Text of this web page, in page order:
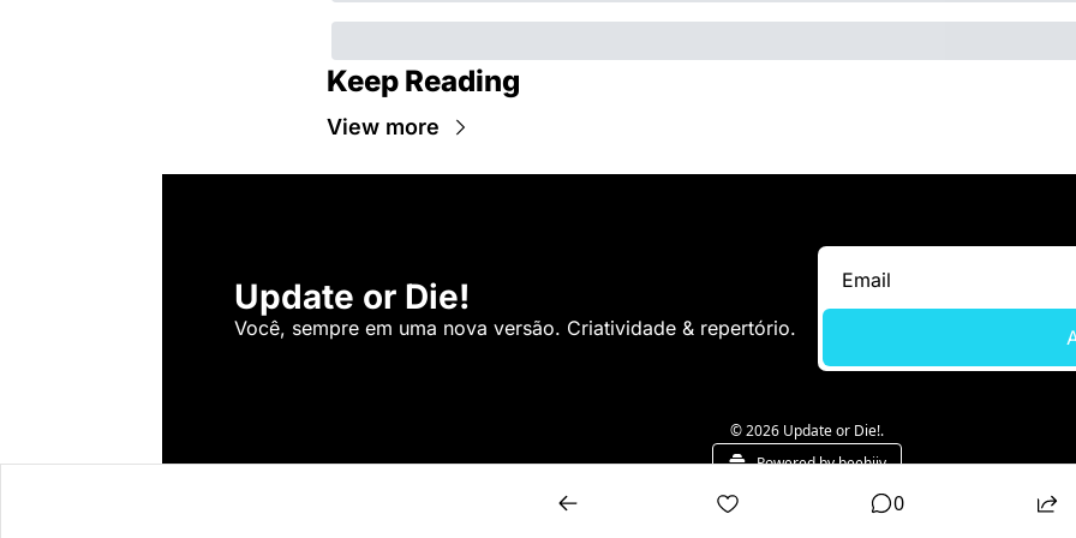
Keep Reading
View more
Update or Die!
Você, sempre em uma nova versão. Criatividade & repertório.
© 2026 Update or Die!.
Powered by beehiiv
0